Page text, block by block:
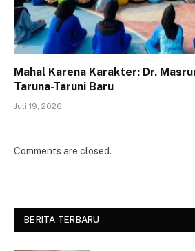
Mahal Karena Karakter: Dr.
Taruna-Taruni Baru
Juli 19, 2026
Comments are closed.
BERITA TERBARU